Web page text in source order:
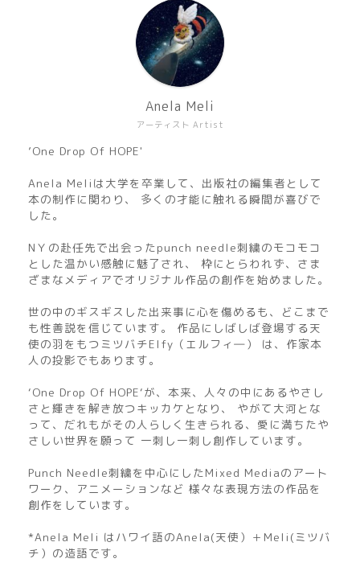
アーティスト Artist
Anela Meli
’One Drop Of HOPE'
Anela Meliは大学を卒業して、出版社の編集者として
本の制作に関わり、 多くの才能に触れる瞬間が喜びで
した。
NＹの赴任先で出会ったpunch needle刺繍のモコモコ
とした温かい感触に魅了され、 枠にとらわれず、さま
ざまなメディアでオリジナル作品の創作を始めました。
世の中のギスギスした出来事に心を傷めるも、どこまで
も性善説を信じています。 作品にしばしば登場する天
使の羽をもつミツバチElfy（エルフィ―） は、作家本
人の投影でもあります。
‘One Drop Of HOPE‘が、本来、人々の中にあるやさし
さと輝きを解き放つキッカケとなり、 やがて大河とな
って、だれもがその人らしく生きられる、愛に満ちたや
さしい世界を願って 一刺し一刺し創作しています。
Punch Needle刺繍を中心にしたMixed Mediaのアート
ワーク、アニメーションなど 様々な表現方法の作品を
創作をしています。
*Anela Meli はハワイ語のAnela(天使）＋Meli(ミツバ
チ）の造語です。